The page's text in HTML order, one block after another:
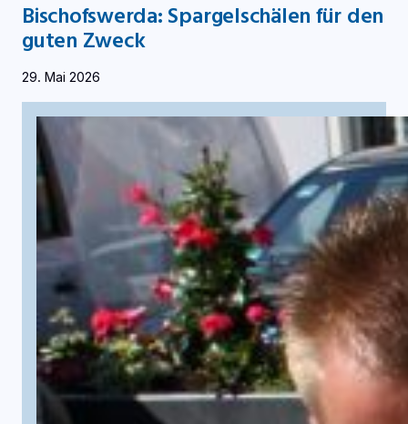
Bischofswerda: Spargelschälen für den
guten Zweck
29. Mai 2026